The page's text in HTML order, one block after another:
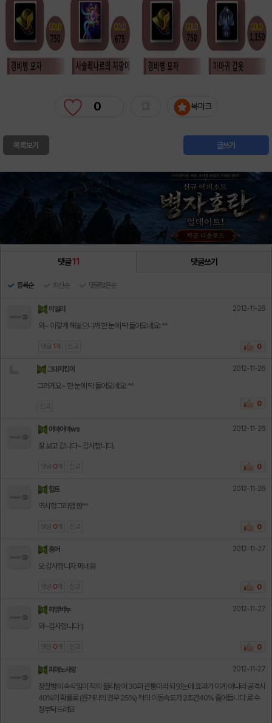
0 북마크
목록보기 글쓰기
댓글11 댓글쓰기
등록순 최신순 댓글많은순
이엘리 2012-11-26
와~ 이렇게 해놓으니까 한 눈에 딱 들어오네요! ^^
댓글 1 개 신고 0
그대지킴이 2012-11-26
그러게요~ 한 눈에 딱 들어오네요! ^^
신고 0
어마어마ws 2012-11-26
잘 보고 갑니다~ 감사합니다.
댓글 0 개 신고 0
힐트 2012-11-26
역시헝그리앱 짱^^
댓글 0 개 신고 0
홍어 2012-11-27
오 감사합니자 쩌네용
댓글 0 개 신고 0
하양비누 2012-11-27
와~감사합니다 :)
댓글 0 개 신고 0
피아노사랑 2012-11-27
정찰병의 속삭임이 적의 물리방어 30퍼 관통이라 되잇는데 효과가 이게 아니라 공격시
40%의 확률로 (원거리의 경우 25%) 적의 이동속도가 2초간40% 줄어듭니다 로 수
정부탁드려요